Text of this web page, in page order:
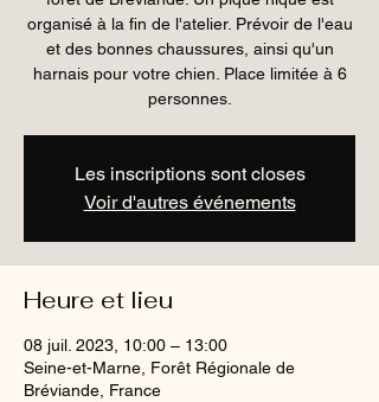
organisé à la fin de l'atelier. Prévoir de l'eau
et des bonnes chaussures, ainsi qu'un
harnais pour votre chien. Place limitée à 6
personnes.
Les inscriptions sont closes
Voir d'autres événements
Heure et lieu
08 juil. 2023, 10:00 – 13:00
Seine-et-Marne, Forêt Régionale de
Bréviande, France